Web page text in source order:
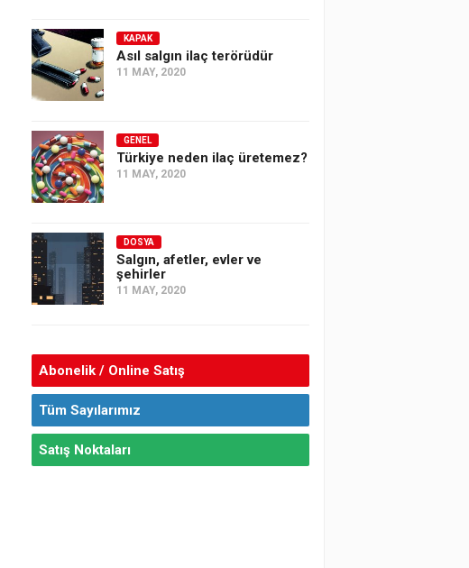
KAPAK
Asıl salgın ilaç terörüdür
11 MAY, 2020
GENEL
Türkiye neden ilaç üretemez?
11 MAY, 2020
DOSYA
Salgın, afetler, evler ve
şehirler
11 MAY, 2020
Abonelik / Online Satış
Tüm Sayılarımız
Satış Noktaları